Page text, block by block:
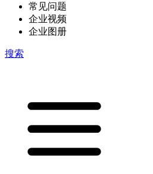
常见问题
企业视频
企业图册
搜索